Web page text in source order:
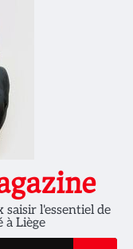
saisir l'essentiel de
à Liège